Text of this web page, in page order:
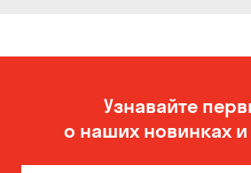
Узнавайте
о наших новинках и